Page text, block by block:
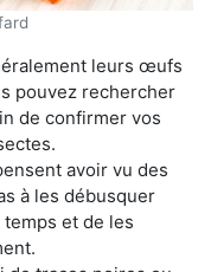
leurs œufs
pouvez rechercher
de confirmer vos
avoir vu des
à les débusquer
et de les